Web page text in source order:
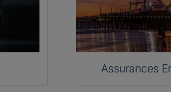
Assurances